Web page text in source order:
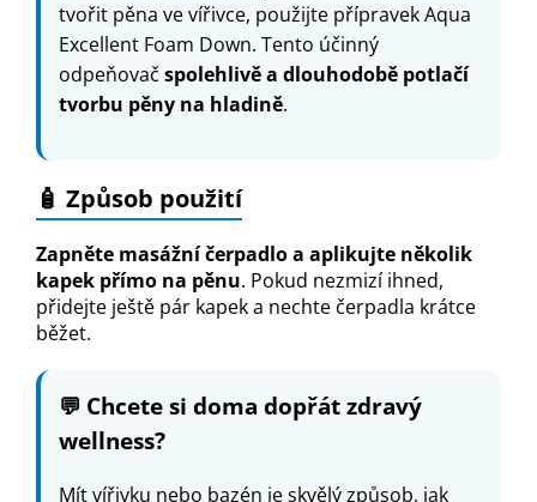
tvořit pěna ve vířivce, použijte přípravek Aqua
Excellent Foam Down. Tento účinný
odpeňovač spolehlivě a dlouhodobě potlačí
tvorbu pěny na hladině.
🧴 Způsob použití
Zapněte masážní čerpadlo a aplikujte několik
kapek přímo na pěnu. Pokud nezmizí ihned,
přidejte ještě pár kapek a nechte čerpadla krátce
běžet.
💬 Chcete si doma dopřát zdravý
wellness?
Mít vířivku nebo bazén je skvělý způsob, jak